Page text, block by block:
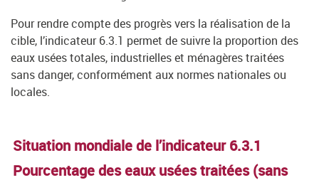
Pour rendre compte des progrès vers la réalisation de la
cible, l’indicateur 6.3.1 permet de suivre la proportion des
eaux usées totales, industrielles et ménagères traitées
sans danger, conformément aux normes nationales ou
locales.
Situation mondiale de l’indicateur 6.3.1
Pourcentage des eaux usées traitées (sans